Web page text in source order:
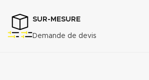
SUR-MESURE
Demande de devis